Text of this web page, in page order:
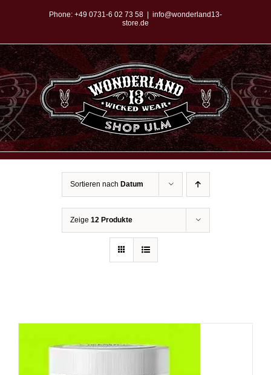
springen
Phone: +49 0731-6 02 73 58
info@wonderland13-
store.de
Sortieren nach Datum
Zeige 12 Produkte